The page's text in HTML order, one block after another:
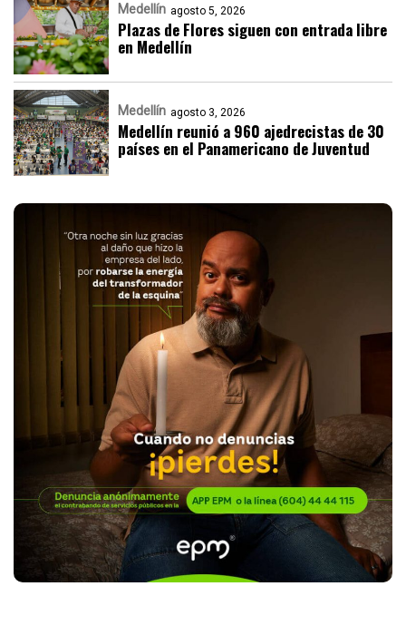
Medellín agosto 5, 2026
Plazas de Flores siguen con entrada libre
en Medellín
Medellín agosto 3, 2026
Medellín reunió a 960 ajedrecistas de 30
países en el Panamericano de Juventud